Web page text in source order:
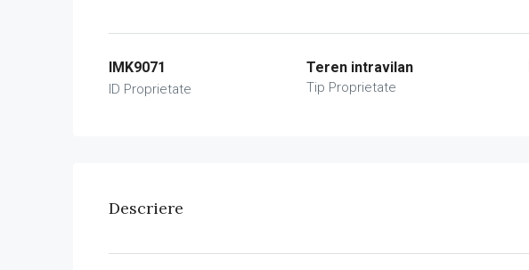
IMK9071
ID Proprietate
Teren intravilan
Tip Proprietate
Descriere